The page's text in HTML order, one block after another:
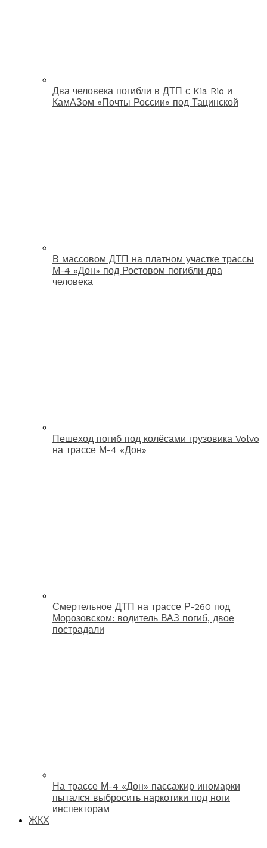
Два человека погибли в ДТП с Kia Rio и
КамАЗом «Почты России» под Тацинской
В массовом ДТП на платном участке трассы
М-4 «Дон» под Ростовом погибли два
человека
Пешеход погиб под колёсами грузовика Volvo
на трассе М-4 «Дон»
Смертельное ДТП на трассе Р-260 под
Морозовском: водитель ВАЗ погиб, двое
пострадали
На трассе М-4 «Дон» пассажир иномарки
пытался выбросить наркотики под ноги
инспекторам
ЖКХ